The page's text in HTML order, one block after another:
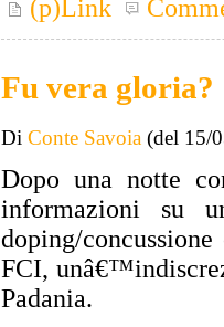
(p)Link
Fu vera gloria?
Di Conte Savoia (del 15/
Dopo una notte
informazioni su
doping/
FCI,
Padania.